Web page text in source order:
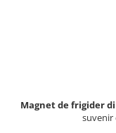
Bojdeuca "Ion
Casa Junimii Iasi
Castelul Julia
Memorial B.P. Hasdeu)
Cazinoul Constanta
Magneti de frigider
gravati
Magnet de frigider
suvenir